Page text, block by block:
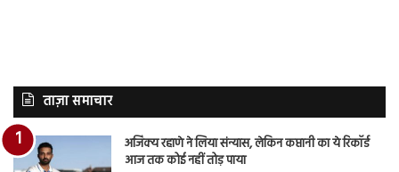
ताज़ा समाचार
अजिंक्य रहाणे ने लिया संन्यास, लेकिन कप्तानी का ये रिकॉर्ड
आज तक कोई नहीं तोड़ पाया